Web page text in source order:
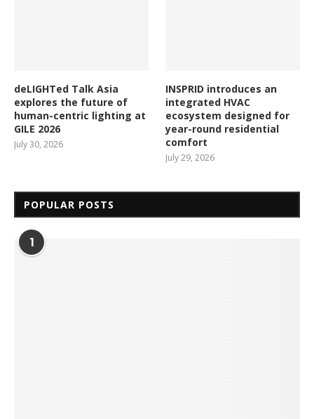
deLIGHTed Talk Asia
explores the future of
human-centric lighting at
GILE 2026
July 30, 2026
INSPRID introduces an
integrated HVAC
ecosystem designed for
year-round residential
comfort
July 29, 2026
POPULAR POSTS
1